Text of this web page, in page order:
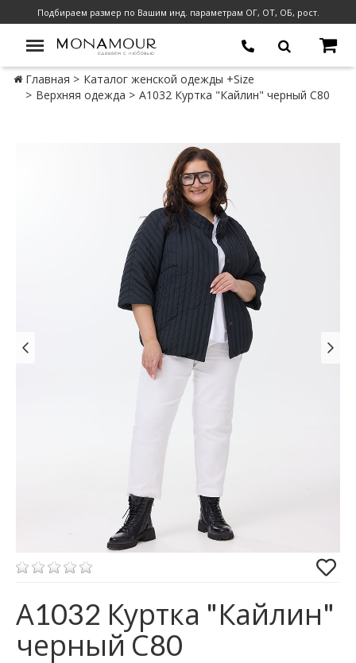
Подбираем размер по Вашим инд. параметрам ОГ, ОТ, ОБ, рост.
Главная
Каталог женской одежды +Size
Верхняя одежда
А1032 Куртка "Кайлин" черный С80
А1032 Куртка "Кайлин"
черный С80